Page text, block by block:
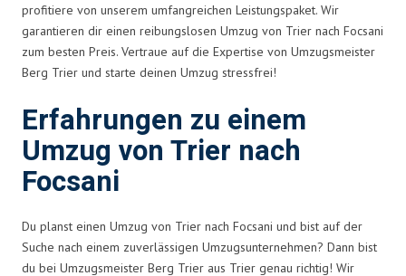
profitiere von unserem umfangreichen Leistungspaket. Wir
garantieren dir einen reibungslosen Umzug von Trier nach Focsani
zum besten Preis. Vertraue auf die Expertise von Umzugsmeister
Berg Trier und starte deinen Umzug stressfrei!
Erfahrungen zu einem
Umzug von Trier nach
Focsani
Du planst einen Umzug von Trier nach Focsani und bist auf der
Suche nach einem zuverlässigen Umzugsunternehmen? Dann bist
du bei Umzugsmeister Berg Trier aus Trier genau richtig! Wir